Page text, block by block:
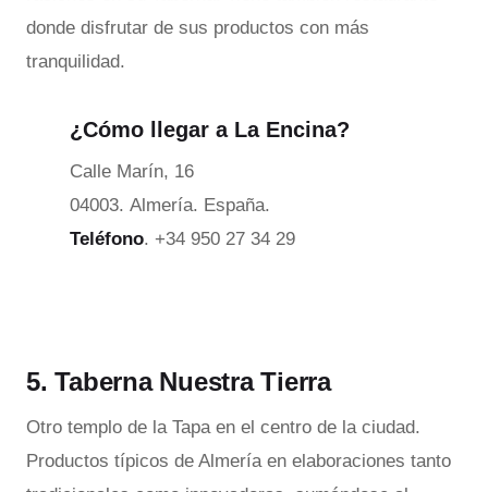
donde disfrutar de sus productos con más
tranquilidad.
¿Cómo llegar a La Encina?
Calle Marín, 16
04003. Almería. España.
Teléfono. +34 950 27 34 29
5. Taberna Nuestra Tierra
Otro templo de la Tapa en el centro de la ciudad.
Productos típicos de Almería en elaboraciones tanto